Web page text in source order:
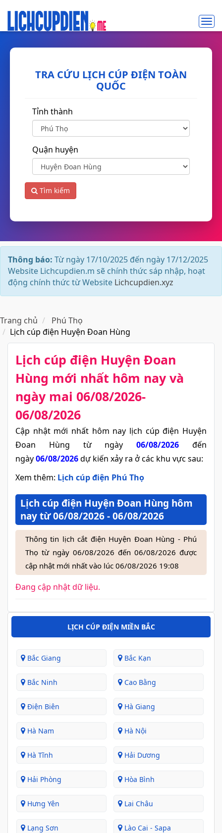
TRA CỨU LỊCH CÚP ĐIỆN TOÀN
QUỐC
Tỉnh thành
Quận huyện
Tìm kiếm
Thông báo: Từ ngày 17/10/2025 đến ngày 17/12/2025
Website Lichcupdien.m sẽ chính thức sáp nhập, hoạt
động chính thức từ Website Lichcupdien.xyz
Trang chủ
Phú Thọ
Lịch cúp điện Huyện Đoan Hùng
Lịch cúp điện Huyện Đoan
Hùng​ mới nhất hôm nay và
ngày mai 06/08/2026-
06/08/2026
Cập nhật mới nhất hôm nay lịch cúp điện Huyện
Đoan Hùng từ ngày
06/08/2026 đến
ngày06/08/2026dự kiến xảy ra ở các khu vực sau:
Xem thêm: Lịch cúp điện Phú Thọ
Lịch cúp điện Huyện Đoan Hùng hôm
nay từ 06/08/2026 - 06/08/2026
Thông tin lịch cắt điện Huyện Đoan Hùng - Phú
Thọ từ ngày 06/08/2026 đến 06/08/2026 được
cập nhật mới nhất vào lúc 06/08/2026 19:08
Đang cập nhật dữ liệu.
LỊCH CÚP ĐIỆN MIỀN BẮC
Bắc Giang Bắc Kạn
Bắc Ninh Cao Bằng
Điện Biên Hà Giang
Hà Nam Hà Nội
Hà Tĩnh Hải Dương
Hải Phòng Hòa Bình
Hưng Yên Lai Châu
Lạng Sơn Lào Cai - Sapa